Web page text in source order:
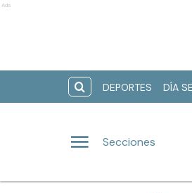
Ads
DEPORTES DÍA
Secciones